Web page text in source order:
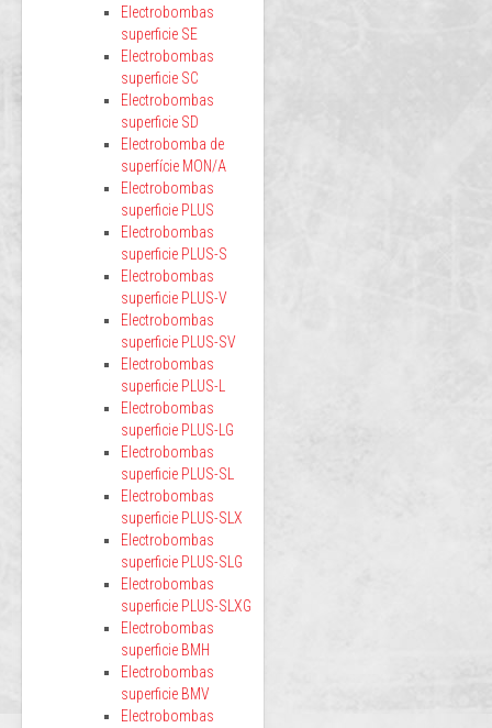
Electrobombas
superficie SE
Electrobombas
superficie SC
Electrobombas
superficie SD
Electrobomba de
superfície MON/A
Electrobombas
superficie PLUS
Electrobombas
superficie PLUS-S
Electrobombas
superficie PLUS-V
Electrobombas
superficie PLUS-SV
Electrobombas
superficie PLUS-L
Electrobombas
superficie PLUS-LG
Electrobombas
superficie PLUS-SL
Electrobombas
superficie PLUS-SLX
Electrobombas
superficie PLUS-SLG
Electrobombas
superficie PLUS-SLXG
Electrobombas
superficie BMH
Electrobombas
superficie BMV
Electrobombas